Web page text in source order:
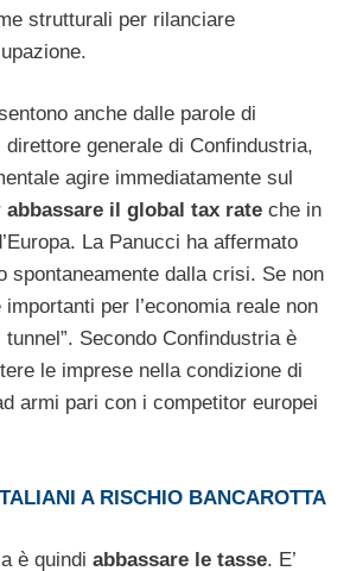
strutturali per rilanciare
anche dalle parole di
generale di Confindustria,
agire immediatamente sul
abbassare il global tax rate che in
La Panucci ha affermato
spontaneamente dalla crisi. Se non
per l’economia reale non
Secondo Confindustria è
le imprese nella condizione di
armi pari con i competitor europei
A RISCHIO BANCAROTTA
è quindi abbassare le tasse. E’